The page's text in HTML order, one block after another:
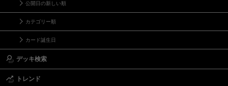
公開日の新しい順
カテゴリー順
カード誕生日
デッキ検索
トレンド